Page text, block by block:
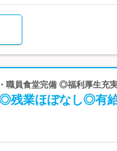
職員食堂完備 ◎福利厚生充
残業ほぼなし◎有